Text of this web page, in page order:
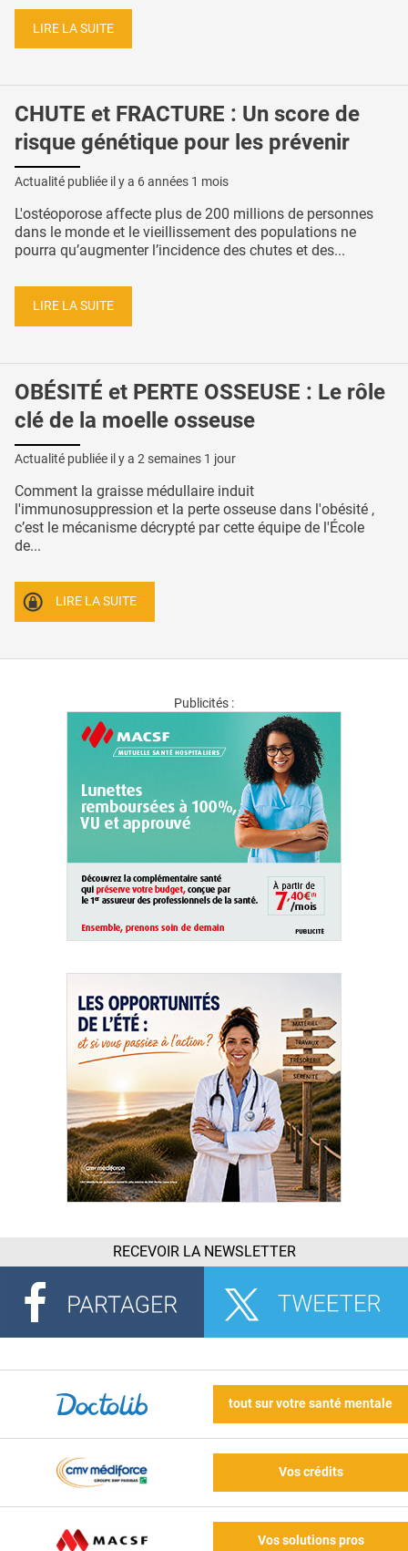
LIRE LA SUITE
CHUTE et FRACTURE : Un score de
risque génétique pour les prévenir
Actualité publiée il y a 6 années 1 mois
L'ostéoporose affecte plus de 200 millions de personnes
dans le monde et le vieillissement des populations ne
pourra qu’augmenter l’incidence des chutes et des...
LIRE LA SUITE
OBÉSITÉ et PERTE OSSEUSE : Le rôle
clé de la moelle osseuse
Actualité publiée il y a 2 semaines 1 jour
Comment la graisse médullaire induit
l'immunosuppression et la perte osseuse dans l'obésité ,
c’est le mécanisme décrypté par cette équipe de l'École
de...
LIRE LA SUITE
Publicités :
RECEVOIR LA NEWSLETTER
tout sur votre santé mentale
Vos crédits
Vos solutions pros